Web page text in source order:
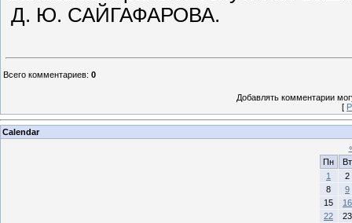
Д. Ю. САЙГАФАРОВА.
Всего комментариев: 0
Добавлять комментарии
[
Calendar
Пн
Вт
1
2
8
9
15
16
22
23